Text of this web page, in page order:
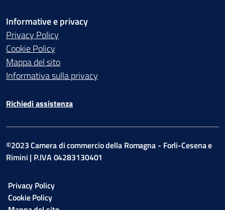
Informative e privacy
Privacy Policy
Cookie Policy
Mappa del sito
Informativa sulla privacy
Richiedi assistenza
©2023 Camera di commercio della Romagna - Forli-Cesena e
Rimini | P.IVA 04283130401
Privacy Policy
Cookie Policy